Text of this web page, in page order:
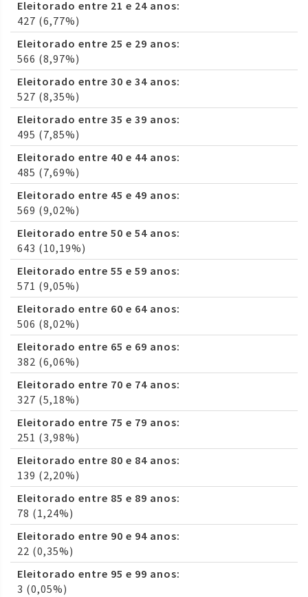
Eleitorado entre 21 e 24 anos:
427 (6,77%)
Eleitorado entre 25 e 29 anos:
566 (8,97%)
Eleitorado entre 30 e 34 anos:
527 (8,35%)
Eleitorado entre 35 e 39 anos:
495 (7,85%)
Eleitorado entre 40 e 44 anos:
485 (7,69%)
Eleitorado entre 45 e 49 anos:
569 (9,02%)
Eleitorado entre 50 e 54 anos:
643 (10,19%)
Eleitorado entre 55 e 59 anos:
571 (9,05%)
Eleitorado entre 60 e 64 anos:
506 (8,02%)
Eleitorado entre 65 e 69 anos:
382 (6,06%)
Eleitorado entre 70 e 74 anos:
327 (5,18%)
Eleitorado entre 75 e 79 anos:
251 (3,98%)
Eleitorado entre 80 e 84 anos:
139 (2,20%)
Eleitorado entre 85 e 89 anos:
78 (1,24%)
Eleitorado entre 90 e 94 anos:
22 (0,35%)
Eleitorado entre 95 e 99 anos:
3 (0,05%)